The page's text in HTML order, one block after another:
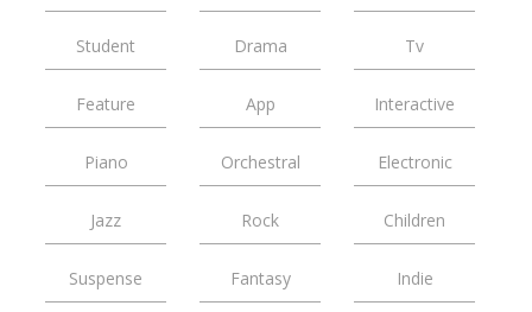
Student Drama Tv
Feature App Interactive
Piano Orchestral Electronic
Jazz Rock Children
Suspense Fantasy Indie